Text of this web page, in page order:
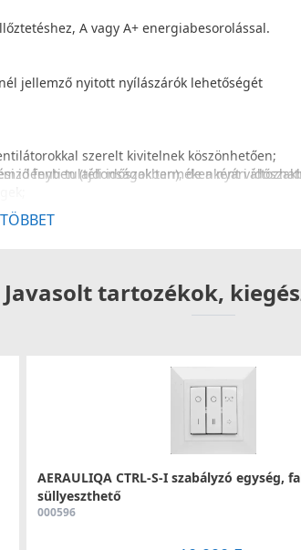
A vagy A+ energiabesorolással.
jellemző nyitott nyílászárók lehetőségét
szerelt kivitelnek köszönhetően;
idényben (téli időszakban), de a nyári
fűtési rendszer;
érhetőek el a helyi (pl. önkormányzati)
fenti tulajdonságok termékenként
Javasolt tartozékok,
AERAULIQA CTRL-S-I szabályzó egység,
süllyeszthető
000596